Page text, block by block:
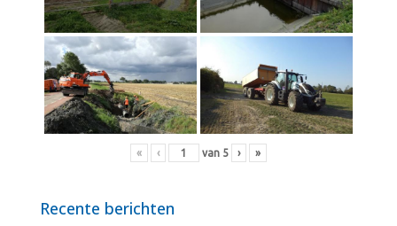
« ‹ van 5 › »
Recente berichten